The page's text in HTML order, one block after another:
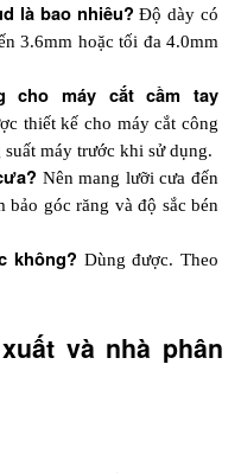
là bao nhiêu? Độ dày có
3.6mm hoặc tối đa 4.0mm
máy cắt cầm tay
thiết kế cho máy cắt công
máy trước khi sử dụng.
Nên mang lưỡi cưa đến
bảo góc răng và độ sắc bén
không? Dùng được. Theo
và nhà phân